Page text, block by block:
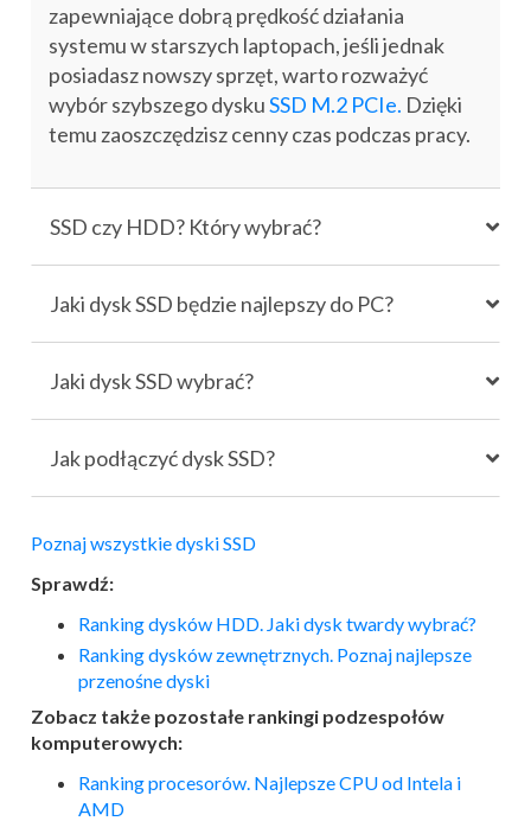
zapewniające dobrą prędkość działania
systemu w starszych laptopach, jeśli jednak
posiadasz nowszy sprzęt, warto rozważyć
wybór szybszego dyskuSSD M.2 PCIe. Dzięki
temu zaoszczędzisz cenny czas podczas pracy.
SSD czy HDD? Który wybrać?
Jaki dysk SSD będzie najlepszy do PC?
Jaki dysk SSD wybrać?
Jak podłączyć dysk SSD?
Poznaj wszystkie dyski SSD
Sprawdź:
Ranking dysków HDD. Jaki dysk twardy wybrać?
Ranking dysków zewnętrznych. Poznaj najlepsze
przenośne dyski
Zobacz także pozostałe rankingi podzespołów
komputerowych:
Ranking procesorów. Najlepsze CPU od Intela i
AMD